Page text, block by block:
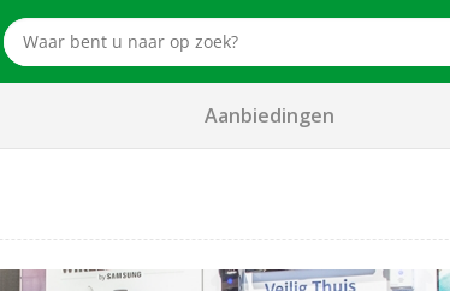
Aanbiedingen